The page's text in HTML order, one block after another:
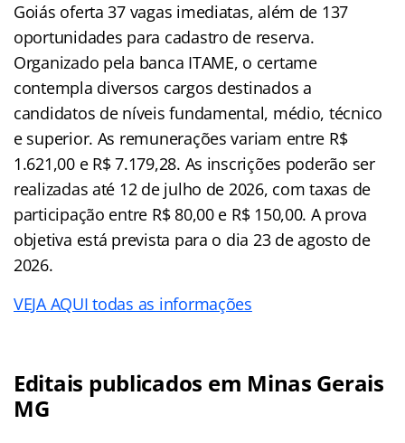
Goiás oferta 37 vagas imediatas, além de 137
oportunidades para cadastro de reserva.
Organizado pela banca ITAME, o certame
contempla diversos cargos destinados a
candidatos de níveis fundamental, médio, técnico
e superior. As remunerações variam entre R$
1.621,00 e R$ 7.179,28. As inscrições poderão ser
realizadas até 12 de julho de 2026, com taxas de
participação entre R$ 80,00 e R$ 150,00. A prova
objetiva está prevista para o dia 23 de agosto de
2026.
VEJA AQUI todas as informações
Editais publicados em Minas Gerais
MG